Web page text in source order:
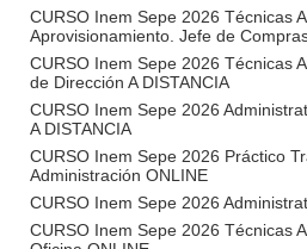
CURSO Inem Sepe 2026 Técnicas
Aprovisionamiento. Jefe de
CURSO Inem Sepe 2026 Técnicas
de Dirección A DISTANCIA
CURSO Inem Sepe 2026
A DISTANCIA
CURSO Inem Sepe 2026 Práctico
Administración ONLINE
CURSO Inem Sepe 2026
CURSO Inem Sepe 2026 Técnicas